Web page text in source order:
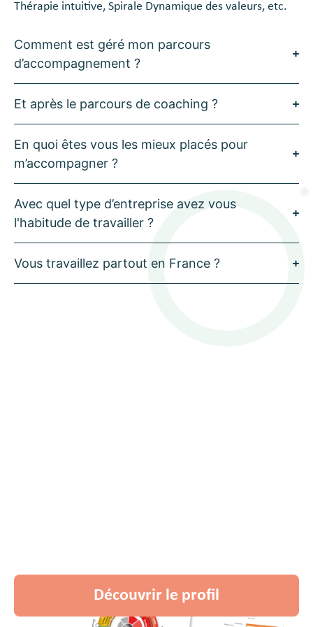
Thérapie intuitive, Spirale Dynamique des valeurs, etc.
Comment est géré mon parcours
d’accompagnement ?
Et après le parcours de coaching ?
En quoi êtes vous les mieux placés pour
m’accompagner ?
Avec quel type d’entreprise avez vous
l'habitude de travailler ?
Vous travaillez partout en France ?
Découvrir le profil